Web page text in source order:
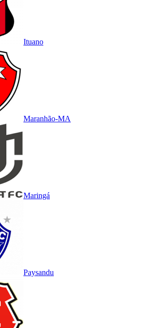
Ituano
Maranhão-MA
Maringá
Paysandu